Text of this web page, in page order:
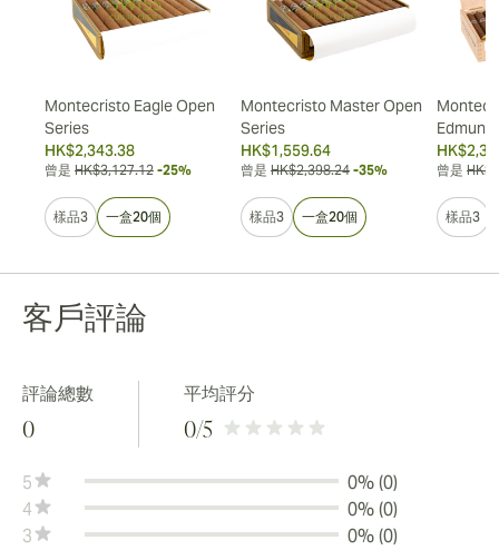
Montecristo Eagle Open
Series
HK$2,343.38
曾是 HK$3,127.12 -25%
樣品3 一盒20個
Montecristo Master Open
Series
HK$1,559.64
曾是 HK$2,398.24 -35%
樣品3 一盒20個
曾是
樣品3
客戶評論
評論總數
0
平均評分
0/5
5
0% (0)
4
0% (0)
3
0% (0)